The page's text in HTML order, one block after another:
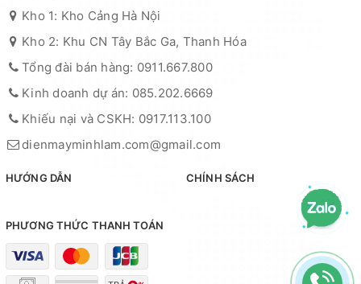
Kho 1: Kho Cảng Hà Nội
Kho 2: Khu CN Tây Bắc Ga, Thanh Hóa
Tổng đài bán hàng: 0911.667.800
Kinh doanh dự án: 085.202.6669
Khiếu nại và CSKH: 0917.113.100
dienmayminhlam.com@gmail.com
HƯỚNG DẪN CHÍNH SÁCH
PHƯƠNG THỨC THANH TOÁN